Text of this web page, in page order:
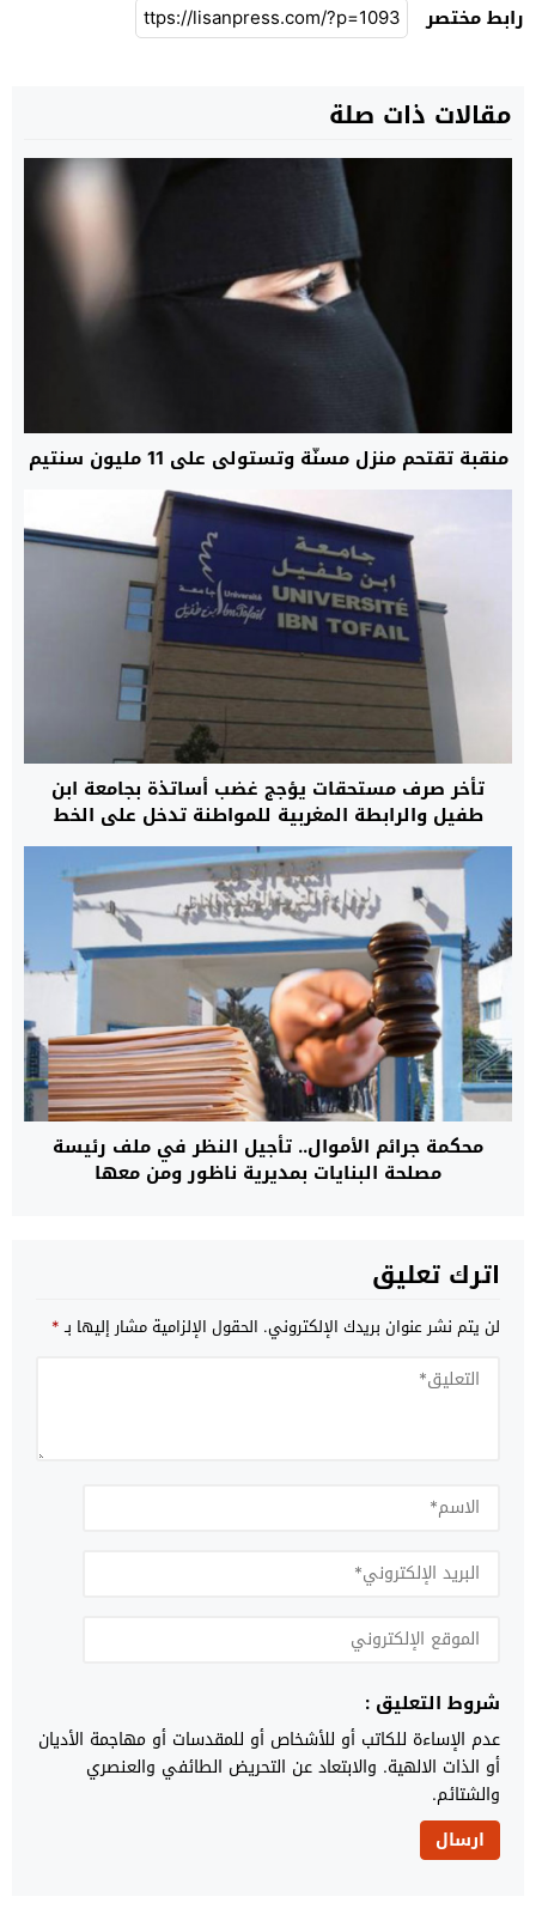
رابط مختصر
مقالات ذات صلة
منقبة تقتحم منزل مسنّة وتستولي على 11 مليون سنتيم
تأخر صرف مستحقات يؤجج غضب أساتذة بجامعة ابن
طفيل والرابطة المغربية للمواطنة تدخل على الخط
محكمة جرائم الأموال.. تأجيل النظر في ملف رئيسة
مصلحة البنايات بمديرية ناظور ومن معها
اترك تعليق
لن يتم نشر عنوان بريدك الإلكتروني. الحقول الإلزامية مشار إليها بـ*
شروط التعليق :
عدم الإساءة للكاتب أو للأشخاص أو للمقدسات أو مهاجمة الأديان
أو الذات الالهية. والابتعاد عن التحريض الطائفي والعنصري
والشتائم.